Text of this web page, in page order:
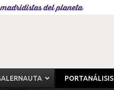
del planeta
PORTANÁLISIS